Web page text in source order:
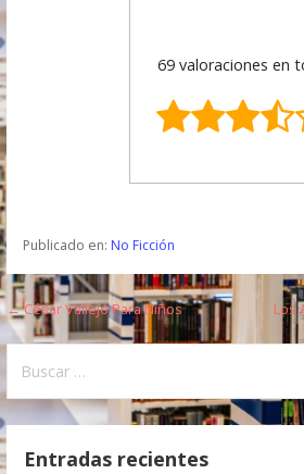
69 valoraciones en
Publicado en: No Ficción
N
a
v
e
← César Vallejo Para Niños Los
s
Entradas recientes